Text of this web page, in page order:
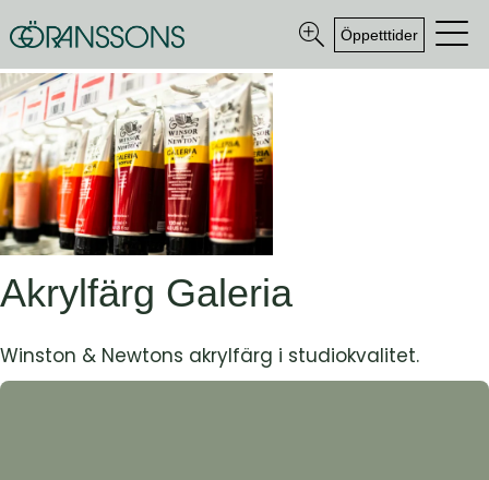
Öppetttider
Akrylfärg Galeria
Winston & Newtons akrylfärg i studiokvalitet.